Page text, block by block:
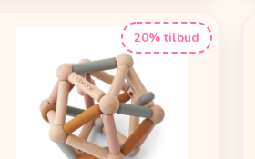
20% tilbud